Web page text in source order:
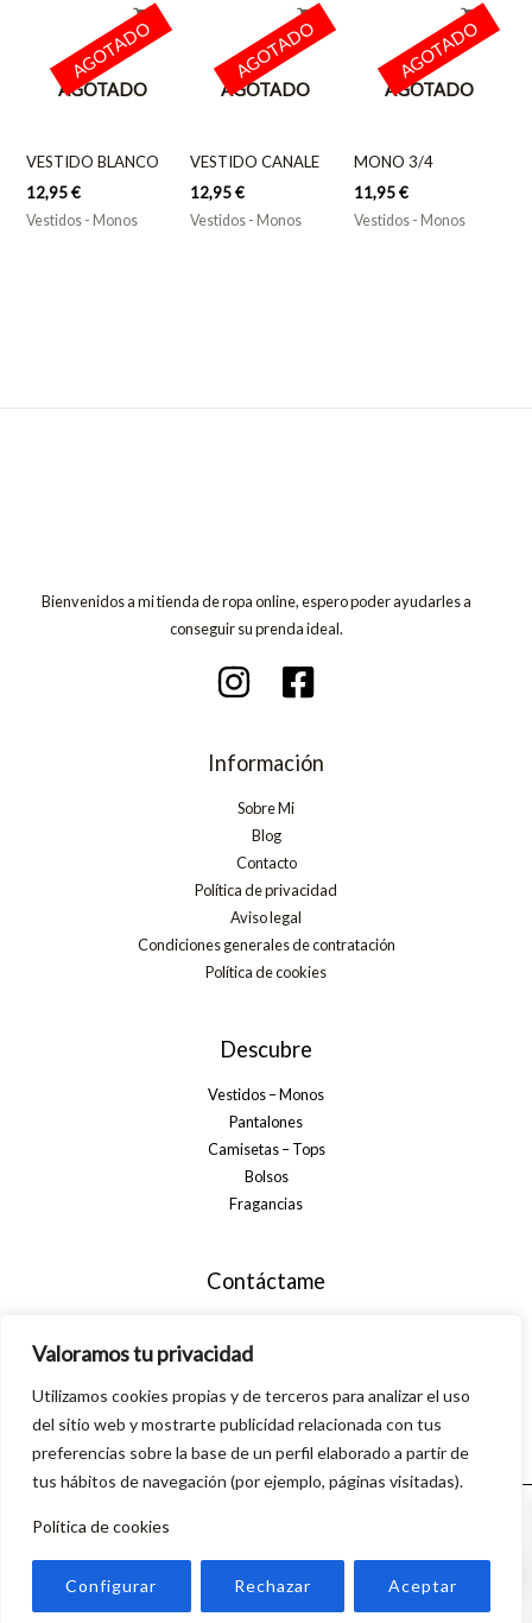
Valoramos tu privacidad
Utilizamos cookies propias y de terceros para analizar el uso
del sitio web y mostrarte publicidad relacionada con tus
preferencias sobre la base de un perfil elaborado a partir de
tus hábitos de navegación (por ejemplo, páginas visitadas).
Política de cookies
Configurar Rechazar Aceptar
AGOTADO
VESTIDO BLANCO
12,95€
Vestidos - Monos
AGOTADO
AGOTADO
VESTIDO CANALE
12,95€
Vestidos - Monos
AGOTADO
AGOTADO
MONO 3/4
11,95€
Vestidos - Monos
AGOTADO
Bienvenidos a mi tienda de ropa online, espero poder ayudarles a
conseguir su prenda ideal.
Información
Sobre Mi
Blog
Contacto
Política de privacidad
Aviso legal
Condiciones generales de contratación
Política de cookies
Descubre
Vestidos – Monos
Pantalones
Camisetas – Tops
Bolsos
Fragancias
Contáctame
info@alsanamoda.com
C. Algarrobo, 40, 29560 Pizarra, Málaga
© 2026 Alsanamoda. Powered by Linkasoft